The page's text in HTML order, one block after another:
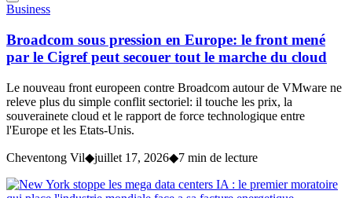
Business
Broadcom sous pression en Europe: le front mené
par le Cigref peut secouer tout le marche du cloud
Le nouveau front europeen contre Broadcom autour de VMware ne
releve plus du simple conflit sectoriel: il touche les prix, la
souverainete cloud et le rapport de force technologique entre
l'Europe et les Etats-Unis.
Cheventong Vil◆juillet 17, 2026◆7 min de lecture